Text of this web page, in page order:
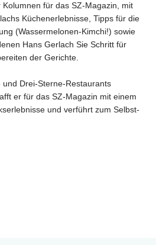
für das SZ-Magazin, mit
Küchenerlebnisse, Tipps für die
(Wassermelonen-Kimchi!) sowie
Hans Gerlach Sie Schritt für
der Gerichte.
Drei-Sterne-Restaurants
er für das SZ-Magazin mit einem
und verführt zum Selbst-